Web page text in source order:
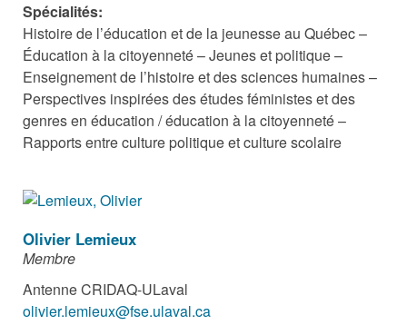
Spécialités:
Histoire de l’éducation et de la jeunesse au Québec –
Éducation à la citoyenneté – Jeunes et politique –
Enseignement de l’histoire et des sciences humaines –
Perspectives inspirées des études féministes et des
genres en éducation / éducation à la citoyenneté –
Rapports entre culture politique et culture scolaire
Olivier Lemieux
Membre
Antenne CRIDAQ-ULaval
olivier.lemieux@fse.ulaval.ca